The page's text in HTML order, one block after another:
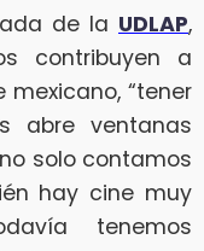
de la UDLAP,
contribuyen a
“tener
abre ventanas
no solo contamos
hay cine muy
tenemos